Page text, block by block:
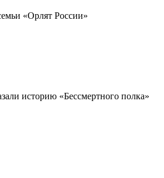
«Орлят России»
историю «Бессмертного полка»